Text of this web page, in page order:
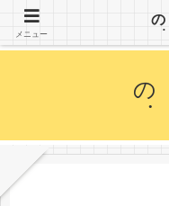
【のまどぼ】手が届くセミリタイア生
を持って、場所に
メニュー